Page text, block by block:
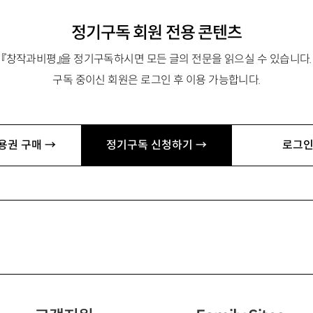
정기구독 회원 전용 콘텐츠
『창작과비평』을 정기구독하시면 모든 글의 전문을 읽으실 수 있습니다.
구독 중이신 회원은 로그인 후 이용 가능합니다.
권 구매 → 정기구독 신청하기 → 로그